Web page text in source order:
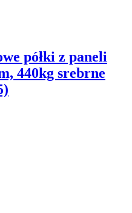
półki z paneli
440kg srebrne